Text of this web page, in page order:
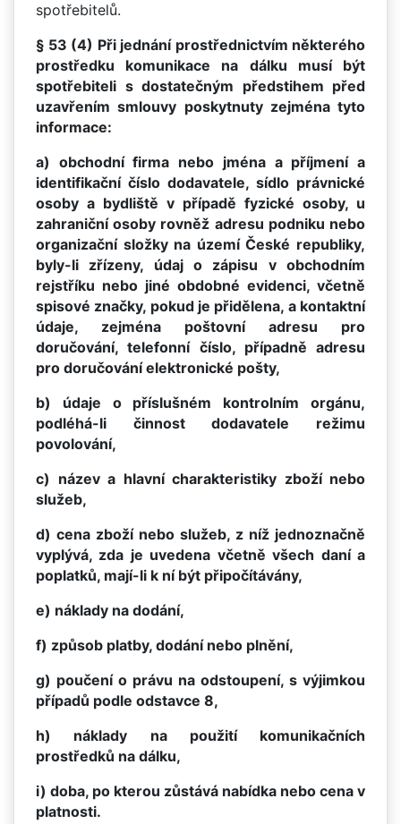
spotřebitelů.
§ 53 (4) Při jednání prostřednictvím některého
prostředku komunikace na dálku musí být
spotřebiteli s dostatečným předstihem před
uzavřením smlouvy poskytnuty zejména tyto
informace:
a) obchodní firma nebo jména a příjmení a
identifikační číslo dodavatele, sídlo právnické
osoby a bydliště v případě fyzické osoby, u
zahraniční osoby rovněž adresu podniku nebo
organizační složky na území České republiky,
byly-li zřízeny, údaj o zápisu v obchodním
rejstříku nebo jiné obdobné evidenci, včetně
spisové značky, pokud je přidělena, a kontaktní
údaje, zejména poštovní adresu pro
doručování, telefonní číslo, případně adresu
pro doručování elektronické pošty,
b) údaje o příslušném kontrolním orgánu,
podléhá-li činnost dodavatele režimu
povolování,
c) název a hlavní charakteristiky zboží nebo
služeb,
d) cena zboží nebo služeb, z níž jednoznačně
vyplývá, zda je uvedena včetně všech daní a
poplatků, mají-li k ní být připočítávány,
e) náklady na dodání,
f) způsob platby, dodání nebo plnění,
g) poučení o právu na odstoupení, s výjimkou
případů podle odstavce 8,
h) náklady na použití komunikačních
prostředků na dálku,
i) doba, po kterou zůstává nabídka nebo cena v
platnosti.